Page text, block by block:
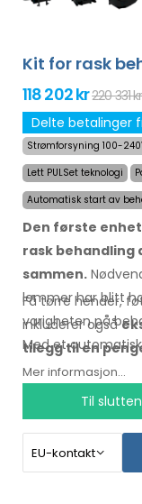
Kit for rask
118 202 kr220 331 kr
Delte betalinger
Strømforsyning 100-
Lett PULSet teknologi
Automatisk start av
Den første
rask behandling
sammen.
lemmer har blitt
varigheten på
Med et
fra en annen
Få tørre hender,
inkluderer også
tilegg til en
skulle bli fornøyd
Mer informasjon...
Til